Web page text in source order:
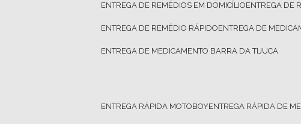
ENTREGA DE REMÉDIOS EM DOMICÍLIO ENTREGA DE
ENTREGA DE REMÉDIO RÁPIDO ENTREGA DE
ENTREGA DE MEDICAMENTO BARRA DA TIJUCA
ENTREGA RÁPIDA MOTOBOY ENTREGA RÁPIDA DE